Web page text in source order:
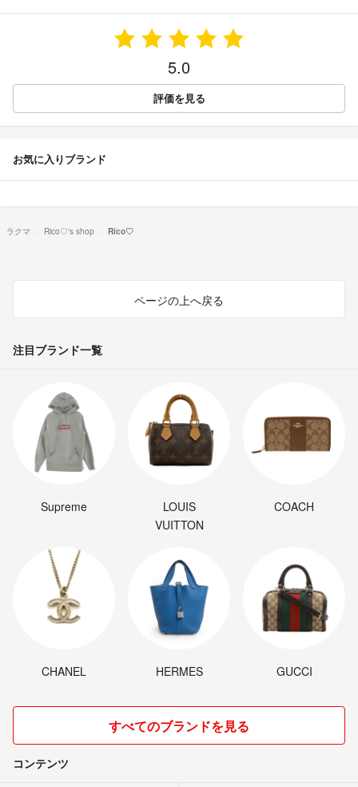
5.0
評価を見る
お気に入りブランド
ラクマ Rico♡'s shop Rico♡
ページの上へ戻る
注目ブランド一覧
Supreme
LOUIS
VUITTON
COACH
CHANEL HERMES GUCCI
すべてのブランドを見る
コンテンツ